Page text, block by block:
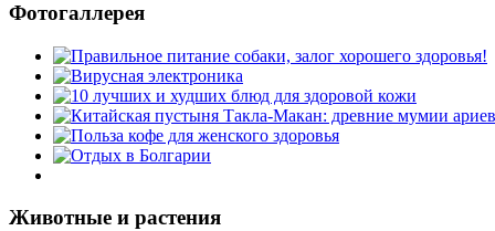
Фотогаллерея
Животные и растения